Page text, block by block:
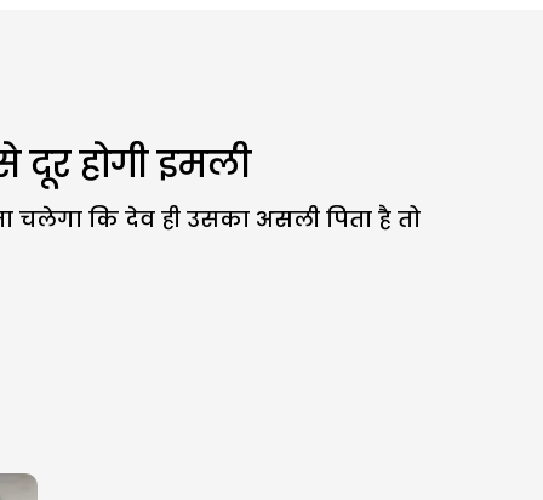
होगी इमली
कि देव ही उसका असली पिता है तो